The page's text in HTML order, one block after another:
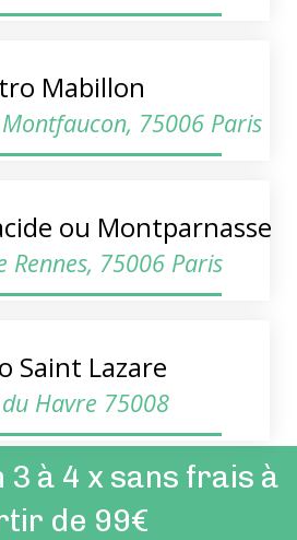
Mabillon
75006 Paris
ou Montparnasse
Rennes, 75006 Paris
Saint Lazare
Havre 75008
3 à 4 x sans frais à
de 99€